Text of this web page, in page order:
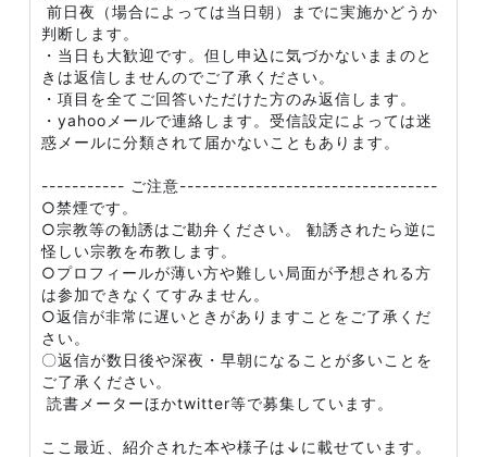
前日夜（場合によっては当日朝）までに実施かどうか
判断します。
・当日も大歓迎です。但し申込に気づかないままのと
きは返信しませんのでご了承ください。
・項目を全てご回答いただけた方のみ返信します。
・yahooメールで連絡します。受信設定によっては迷
惑メールに分類されて届かないこともあります。
----------- ご注意----------------------------------
○禁煙です。
○宗教等の勧誘はご勘弁ください。 勧誘されたら逆に
怪しい宗教を布教します。
○プロフィールが薄い方や難しい局面が予想される方
は参加できなくてすみません。
○返信が非常に遅いときがありますことをご了承くだ
さい。
〇返信が数日後や深夜・早朝になることが多いことを
ご了承ください。
読書メーターほかtwitter等で募集しています。
ここ最近、紹介された本や様子は↓に載せています。